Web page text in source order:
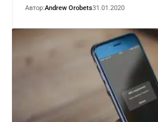
Автор:Andrew Orobets31.01.2020